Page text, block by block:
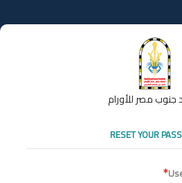
مصر للأورام
RESET YOUR